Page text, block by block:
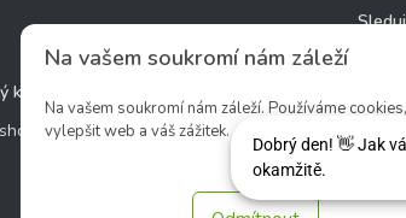
Na vašem soukromí nám záleží
Na vašem soukromí nám záleží. Používáme
vylepšit web a váš zážitek.
kontakt: